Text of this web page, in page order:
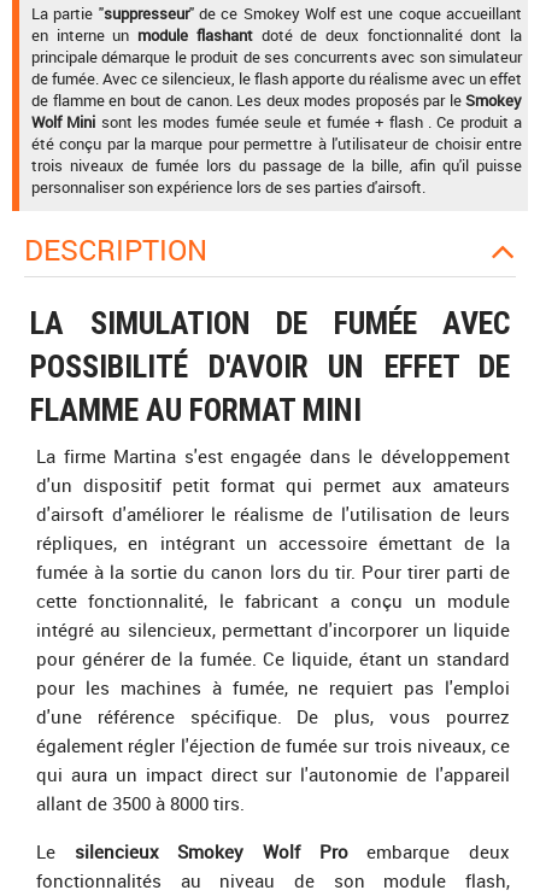
La partie "suppresseur" de ce Smokey Wolf est une coque accueillant
en interne un module flashant doté de deux fonctionnalité dont la
principale démarque le produit de ses concurrents avec son simulateur
de fumée. Avec ce silencieux, le flash apporte du réalisme avec un effet
de flamme en bout de canon. Les deux modes proposés par leSmokey
Wolf Mini sont les modes fumée seule et fumée + flash . Ce produit a
été conçu par la marque pour permettre à l'utilisateur de choisir entre
trois niveaux de fumée lors du passage de la bille, afin qu'il puisse
personnaliser son expérience lors de ses parties d'airsoft.
DESCRIPTION
LA SIMULATION DE FUMÉE AVEC
POSSIBILITÉ D'AVOIR UN EFFET DE
FLAMME AU FORMAT MINI
La firme Martina s'est engagée dans le développement
d'un dispositif petit format qui permet aux amateurs
d'airsoft d'améliorer le réalisme de l'utilisation de leurs
répliques, en intégrant un accessoire émettant de la
fumée à la sortie du canon lors du tir. Pour tirer parti de
cette fonctionnalité, le fabricant a conçu un module
intégré au silencieux, permettant d'incorporer un liquide
pour générer de la fumée. Ce liquide, étant un standard
pour les machines à fumée, ne requiert pas l'emploi
d'une référence spécifique. De plus, vous pourrez
également régler l'éjection de fumée sur trois niveaux, ce
qui aura un impact direct sur l'autonomie de l'appareil
allant de 3500 à 8000 tirs.
Le silencieux Smokey Wolf Proembarque deux
fonctionnalités au niveau de son module flash,